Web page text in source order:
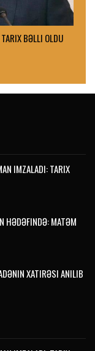
BƏLLI OLDU
IMZALADI: TARIX
HƏDƏFINDƏ: MATƏM
XATIRƏSI ANILIB